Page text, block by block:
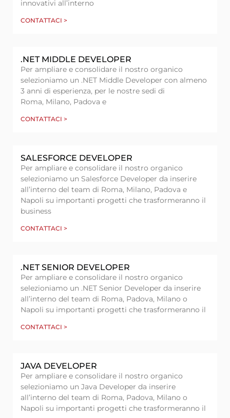
innovativi all’interno
CONTATTACI >
.NET MIDDLE DEVELOPER
Per ampliare e consolidare il nostro organico
selezioniamo un .NET Middle Developer con almeno
3 anni di esperienza, per le nostre sedi di
Roma, Milano, Padova e
CONTATTACI >
SALESFORCE DEVELOPER
Per ampliare e consolidare il nostro organico
selezioniamo un Salesforce Developer da inserire
all’interno del team di Roma, Milano, Padova e
Napoli su importanti progetti che trasformeranno il
business
CONTATTACI >
.NET SENIOR DEVELOPER
Per ampliare e consolidare il nostro organico
selezioniamo un .NET Senior Developer da inserire
all’interno del team di Roma, Padova, Milano o
Napoli su importanti progetti che trasformeranno il
CONTATTACI >
JAVA DEVELOPER
Per ampliare e consolidare il nostro organico
selezioniamo un Java Developer da inserire
all’interno del team di Roma, Padova, Milano o
Napoli su importanti progetti che trasformeranno il